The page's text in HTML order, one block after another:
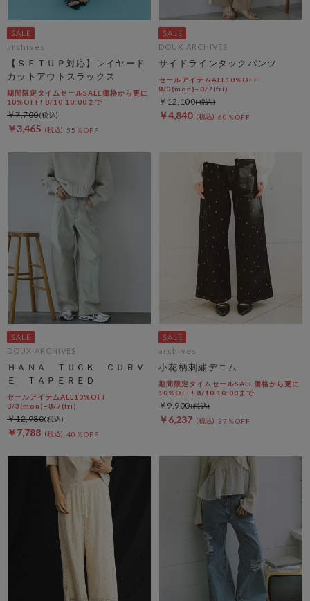
archives
【ＳＥＴＵＰ対応】レイヤード
カットアウトスラックス
期間限定タイムセールSALE価格から更に
10%OFF! 8/10 10:00まで
￥3,465 55％OFF
￥7,700
DOUX ARCHIVES
サイドラインタックパンツ
セールアイテムALL10%OFF
8/3(mon)~8/7(fri)
￥4,840 60％OFF
￥12,100
DOUX ARCHIVES
ＨＡＮＡ ＴＵＣＫ ＣＵＲＶ
Ｅ ＴＡＰＥＲＥＤ
セールアイテムALL10%OFF
8/3(mon)~8/7(fri)
￥7,788 40％OFF
￥12,980
archives
小花柄刺繍デニム
期間限定タイムセールSALE価格から更に
10%OFF! 8/10 10:00まで
￥6,237 37％OFF
￥9,900